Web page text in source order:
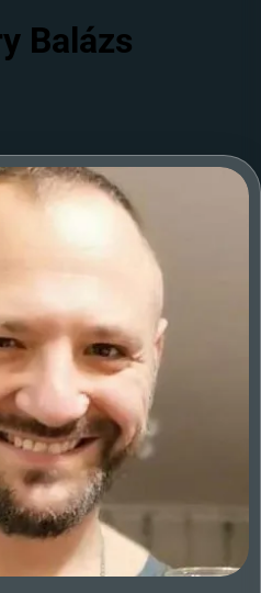
Balázs